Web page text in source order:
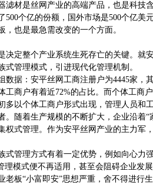
滤材是丝网产业的高端产品，也是科技
500个亿的份额，国外市场是500个亿美
也是最急需改变的一个方面。
决定整个产业系统生死存亡的关键。就
管理模式，引进现代化管理机制。
数据：安平丝网工商注册户为4445家，
工商户有着近72%的占比。而个体工商
多以个体工商户形式出现，管理人员和
。随着生产规模的不断扩大，企业沿
权式管理。作为安平丝网产业的主力军
式管理方式有着一定优势，例如向心力
模式便不再适用，甚至会阻碍企业发展
老板“小富即安”思想严重，舍不得进行